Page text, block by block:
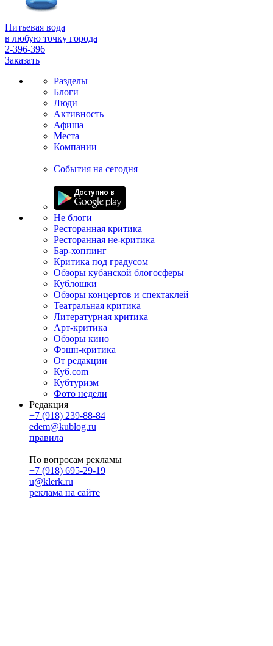
Питьевая вода
в любую точку города
2-396-396
Заказать
Разделы
Блоги
Люди
Активность
Афиша
Места
Компании
События на сегодня
Не блоги
Ресторанная критика
Ресторанная не-критика
Бар-хоппинг
Критика под градусом
Обзоры кубанской блогосферы
Кублошки
Обзоры концертов и спектаклей
Театральная критика
Литературная критика
Арт-критика
Обзоры кино
Фэшн-критика
От редакции
Куб.com
Кубтуризм
Фото недели
Редакция
+7 (918) 239-88-84
edem@kublog.ru
правила
По вопросам рекламы
+7 (918) 695-29-19
u@klerk.ru
реклама на сайте